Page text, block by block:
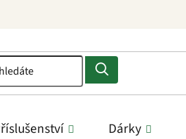
Dárky